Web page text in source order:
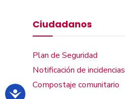
Ciudadanos
Plan de Seguridad
Notificación de incidencias
Compostaje comunitario